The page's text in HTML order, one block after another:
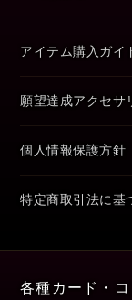
アイテム購入ガイ
願望達成アクセサ
個人情報保護方針
特定商取引法に基
各種カード・